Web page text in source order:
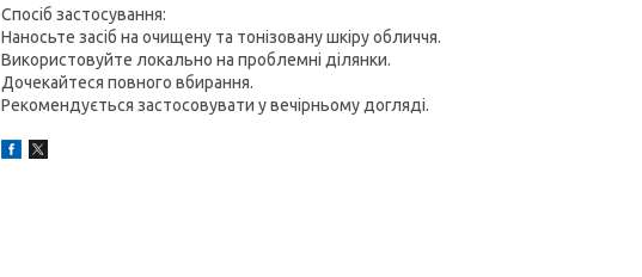
Спосіб застосування:
Наносьте засіб на очищену та тонізовану шкіру обличчя.
Використовуйте локально на проблемні ділянки.
Дочекайтеся повного вбирання.
Рекомендується застосовувати у вечірньому догляді.